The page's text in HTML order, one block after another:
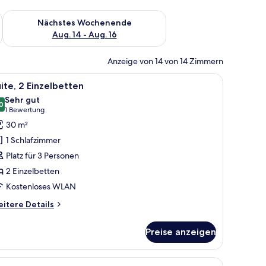
Aug. 7 - Aug. 9.
Nächstes Wochenende
Aug. 14 - Aug. 16
Überprüfe die Verfügbarkeit für nächstes Wochenende, Aug.
Anzeige von 14 von 14 Zimmern
und Fernseher.
Einzelbetten
Ein Hotelzimmer mit einer Couch, einem
2 2 Einzelbetten
von 10
Sehr gut
1 Bewertung
(1
Bewertung)
30 m²
1 Schlafzimmer
Platz für 3 Personen
2 Einzelbetten
Kostenloses WLAN
Details
Preise anzeigen
einem großen Fenster mit Vorhängen.
einem kleinen Tisch mit einem Buch, einem Fernseher und einem Fenster